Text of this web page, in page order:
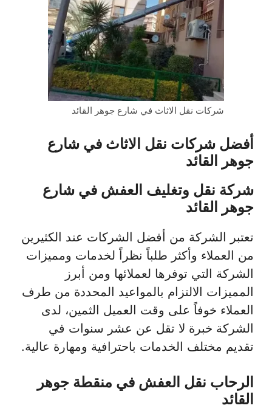
شركات نقل الاثاث في شارع جوهر القائد
أفضل شركات نقل الاثاث في شارع
جوهر القائد
شركة نقل وتغليف العفش في شارع
جوهر القائد
تعتبر الشركة من أفضل الشركات عند الكثيرين
من العملاء وأكثر طلباً نظراً لخدمات ومميزات
الشركة التي توفرها لعملائها ومن أبرز
المميزات الالتزام بالمواعيد المحددة من طرف
العملاء خوفاً على وقت العميل الثمين، لدى
الشركة خبرة لا تقل عن عشر سنوات في
تقديم مختلف الخدمات باحترافية ومهارة عالية.
الرحاب نقل العفش في منقطة جوهر
القائد